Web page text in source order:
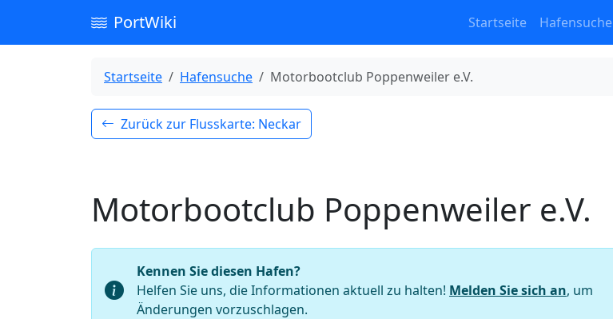
PortWiki Startseite Hafensuche
Startseite Hafensuche Motorbootclub Poppenweiler e.V.
Zurück zur Flusskarte: Neckar
Motorbootclub Poppenweiler e.V.
Kennen Sie diesen Hafen?
Helfen Sie uns, die Informationen aktuell zu halten! Melden Sie sich an, um
Änderungen vorzuschlagen.